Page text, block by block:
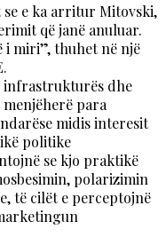
se e ka arritur Mitovski,
që janë anuluar.
i miri”, thuhet në një
infrastrukturës dhe
para
midis interesit
politike
se kjo praktikë
polarizimin
të cilët e perceptojnë